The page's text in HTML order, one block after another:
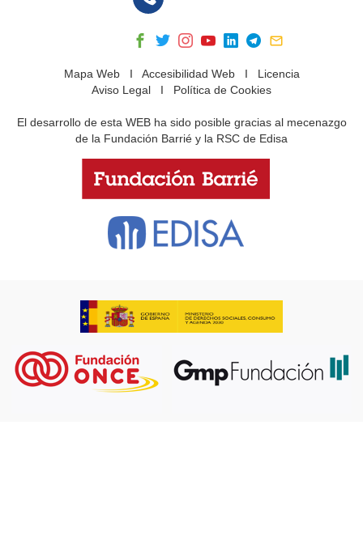
Mapa WebI Accesibilidad WebI Licencia
Aviso Legal I Política de Cookies
El desarrollo de esta WEB ha sido posible gracias al mecenazgo
de la Fundación Barrié y la RSC de Edisa